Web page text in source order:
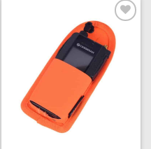
Add to
wishlist